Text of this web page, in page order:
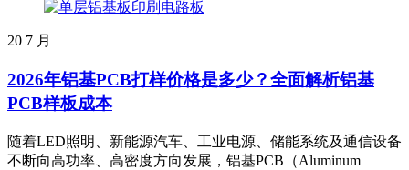
20 7 月
2026年铝基PCB打样价格是多少？全面解析铝基
PCB样板成本
随着LED照明、新能源汽车、工业电源、储能系统及通信设备
不断向高功率、高密度方向发展，铝基PCB（Aluminum